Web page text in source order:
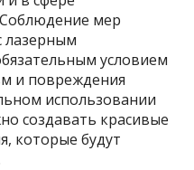
мер
лазерным
условием
и повреждения
использовании
создавать красивые
которые будут